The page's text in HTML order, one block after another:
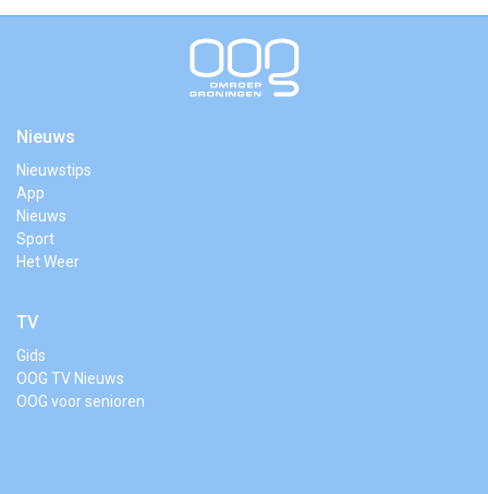
Nieuws
Nieuwstips
App
Nieuws
Sport
Het Weer
TV
Gids
OOG TV Nieuws
OOG voor senioren